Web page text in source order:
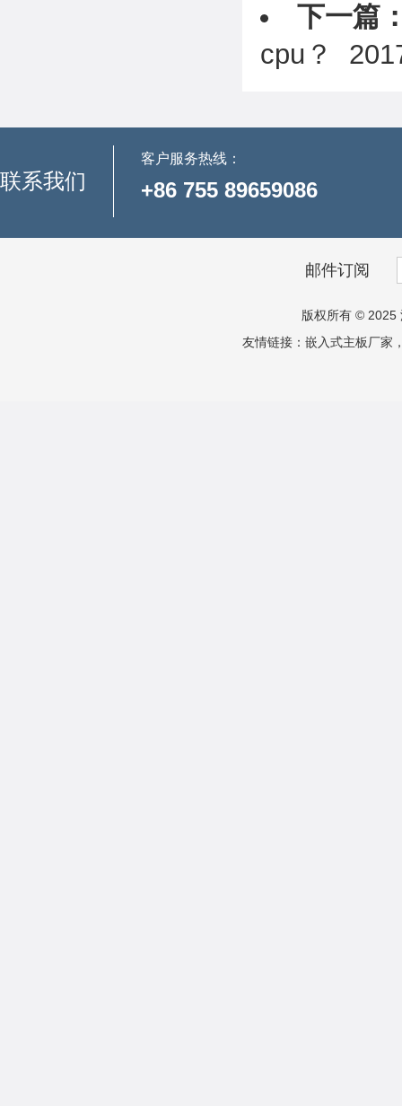
下一篇
cpu？
联系我们
客户服务热线：
+86 755 89659086
邮件订阅
版权所有 © 2025
友情链接： 嵌入式主板厂家